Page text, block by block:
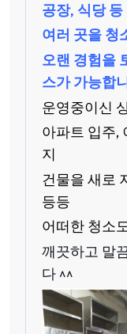
공장, 식당 등
여러 곳을 청
오랜 경험을
스가 가능합
운영중이신
아파트 입주,
지
건물을 새로
등등
어떠한 청소
깨끗하고 말
다 ^^